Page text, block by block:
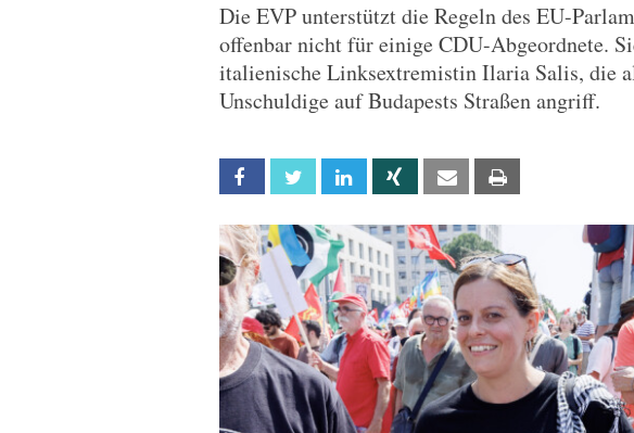
Die EVP unterstützt die Regeln des EU-
offenbar nicht für einige CDU-Abgeordnete.
italienische Linksextremistin Ilaria Salis, die
Unschuldige auf Budapests Straßen angriff.
Facebook Twitter Linkedin Xing Email